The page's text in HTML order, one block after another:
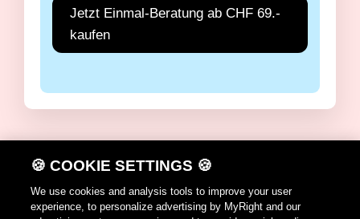
Jetzt Einmal-Beratung ab CHF 69.-
kaufen
DE FR IT
EN
🍪 COOKIE SETTINGS 🍪
We use cookies and analysis tools to improve your user
experience, to personalize advertising by MyRight and our